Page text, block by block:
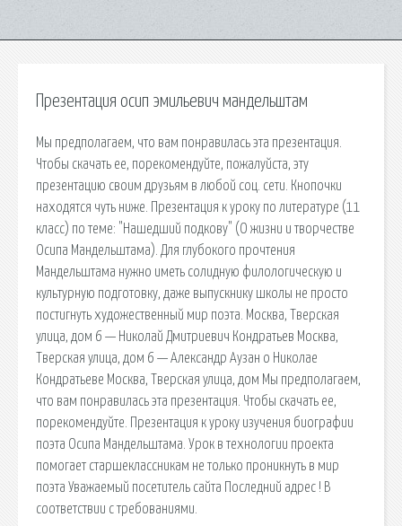
Презентация осип эмильевич мандельштам
Мы предполагаем, что вам понравилась эта презентация.
Чтобы скачать ее, порекомендуйте, пожалуйста, эту
презентацию своим друзьям в любой соц. сети. Кнопочки
находятся чуть ниже. Презентация к уроку по литературе (11
класс) по теме: "Нашедший подкову" (О жизни и творчестве
Осипа Мандельштама). Для глубокого прочтения
Мандельштама нужно иметь солидную филологическую и
культурную подготовку, даже выпускнику школы не просто
постигнуть художественный мир поэта. Москва, Тверская
улица, дом 6 — Николай Дмитриевич Кондратьев Москва,
Тверская улица, дом 6 — Александр Аузан о Николае
Кондратьеве Москва, Тверская улица, дом Мы предполагаем,
что вам понравилась эта презентация. Чтобы скачать ее,
порекомендуйте. Презентация к уроку изучения биографии
поэта Осипа Мандельштама. Урок в технологии проекта
помогает старшеклассникам не только проникнуть в мир
поэта Уважаемый посетитель сайта Последний адрес ! В
соответствии с требованиями.